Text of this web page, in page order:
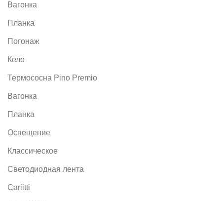
Вагонка
Планка
Погонаж
Кело
Термососна Pino Premio
Вагонка
Планка
Освещение
Классическое
Светодиодная лента
Cariitti